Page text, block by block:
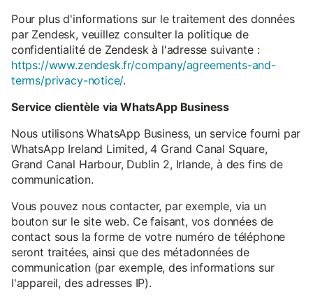
Pour plus d'informations sur le traitement des données
par Zendesk, veuillez consulter la politique de
confidentialité de Zendesk à l'adresse suivante :
https://www.zendesk.fr/company/agreements-and-
terms/privacy-notice/.
Service clientèle via WhatsApp Business
Nous utilisons WhatsApp Business, un service fourni par
WhatsApp Ireland Limited, 4 Grand Canal Square,
Grand Canal Harbour, Dublin 2, Irlande, à des fins de
communication.
Vous pouvez nous contacter, par exemple, via un
bouton sur le site web. Ce faisant, vos données de
contact sous la forme de votre numéro de téléphone
seront traitées, ainsi que des métadonnées de
communication (par exemple, des informations sur
l'appareil, des adresses IP).